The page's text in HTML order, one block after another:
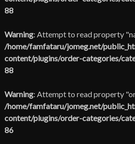
88
Warning: Attempt to read property
/home/famfataru/jomeg.net/
content/plugins/order-categories/
88
Warning: Attempt to read property
/home/famfataru/jomeg.net/
content/plugins/order-categories/
86